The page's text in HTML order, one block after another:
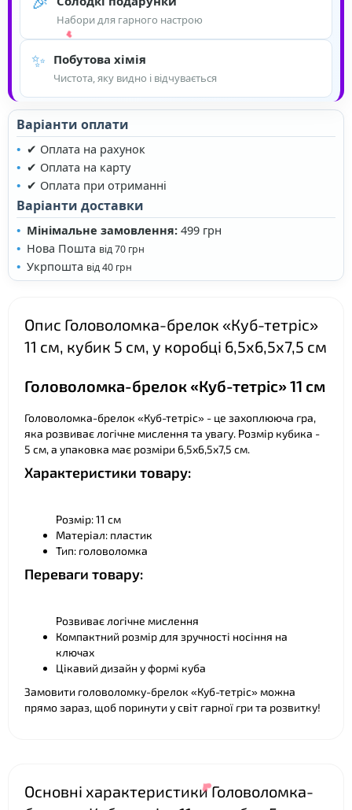
Набори для гарного настрою
✨ Побутова хімія
Чистота, яку видно і відчувається
Варіанти оплати
✔ Оплата на рахунок
✔ Оплата на карту
✔ Оплата при отриманні
Варіанти доставки
Мінімальне замовлення: 499 грн
Нова Пошта від 70 грн
Укрпошта від 40 грн
Опис Головоломка-брелок «Куб-тетріс»
11 см, кубик 5 см, у коробці 6,5х6,5х7,5 см
Головоломка-брелок «Куб-тетріс» 11 см
Головоломка-брелок «Куб-тетріс» - це захоплююча гра,
яка розвиває логічне мислення та увагу. Розмір кубика -
5 см, а упаковка має розміри 6,5х6,5х7,5 см.
Характеристики товару:
Розмір: 11 см
Матеріал: пластик
Тип: головоломка
Переваги товару:
Розвиває логічне мислення
Компактний розмір для зручності носіння на
ключах
Цікавий дизайн у формі куба
Замовити головоломку-брелок «Куб-тетріс» можна
прямо зараз, щоб поринути у світ гарної гри та розвитку!
Основні характеристики Головоломка-